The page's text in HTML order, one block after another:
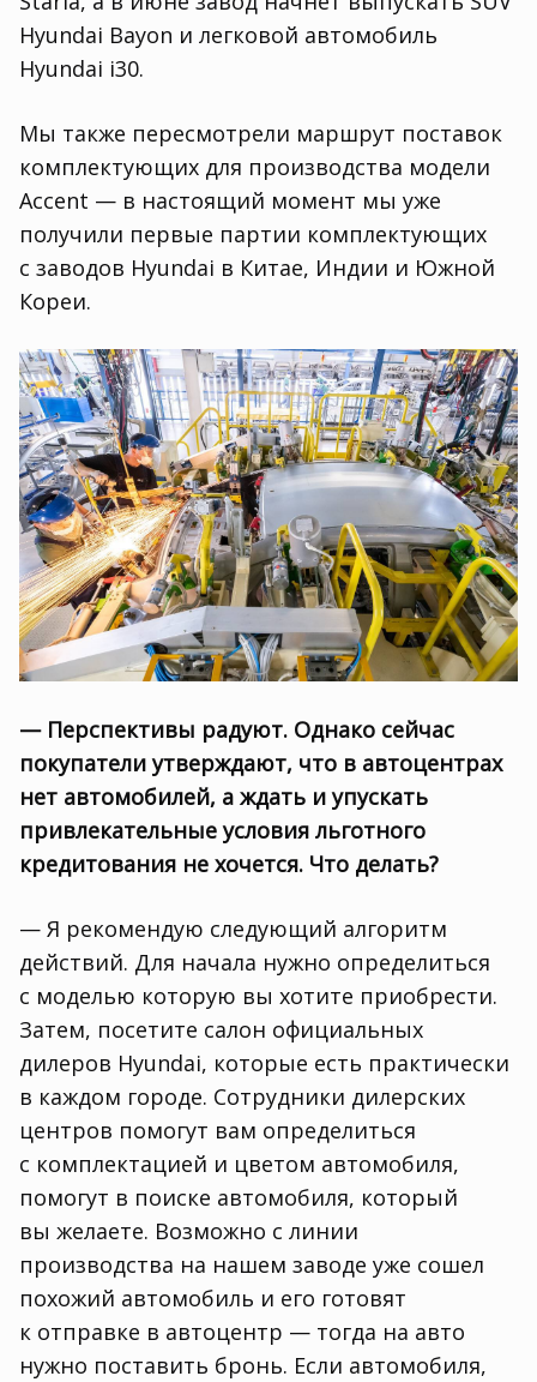
Hyundai Bayon и легковой автомобиль
Hyundai i30.
Мы также пересмотрели маршрут поставок
комплектующих для производства модели
Accent — в настоящий момент мы уже
получили первые партии комплектующих
с заводов Hyundai в Китае, Индии и Южной
Кореи.
— Перспективы радуют. Однако сейчас
покупатели утверждают, что в автоцентрах
нет автомобилей, а ждать и упускать
привлекательные условия льготного
кредитования не хочется. Что делать?
— Я рекомендую следующий алгоритм
действий. Для начала нужно определиться
с моделью которую вы хотите приобрести.
Затем, посетите салон официальных
дилеров Hyundai, которые есть практически
в каждом городе. Сотрудники дилерских
центров помогут вам определиться
с комплектацией и цветом автомобиля,
помогут в поиске автомобиля, который
вы желаете. Возможно с линии
производства на нашем заводе уже сошел
похожий автомобиль и его готовят
к отправке в автоцентр — тогда на авто
нужно поставить бронь. Если автомобиля,